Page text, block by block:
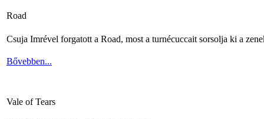
Road
Csuja Imrével forgatott a Road, most a turnécuccait sorsolja ki a
Bővebben...
Vale of Tears